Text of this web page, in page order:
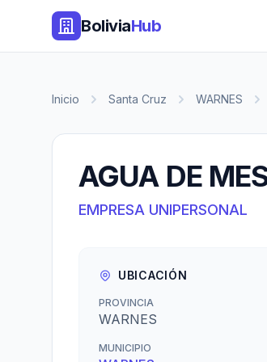
BoliviaHub
Inicio Santa Cruz WARNES
AGUA DE
EMPRESA UNIPERSONAL
UBICACIÓN
PROVINCIA
WARNES
MUNICIPIO